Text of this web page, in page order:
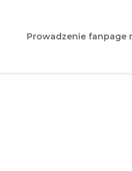
Prowadzenie fanpage